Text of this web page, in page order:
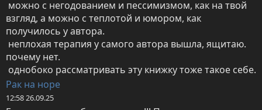
взгляд, а можно с теплотой и юмором, как
получилось у автора.
почему нет.
однобоко рассматривать эту книжку тоже такое себе.
Рак на норе
12:58 26.09.25